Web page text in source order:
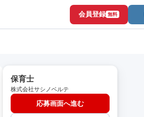
会員登録 無料
保育士
株式会社サシノベルテ
応募画面へ進む